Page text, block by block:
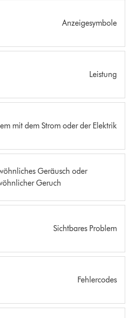
Anzeigesymbole
Leistung
mit dem Strom oder der Elektrik
Geräusch oder
Geruch
Sichtbares Problem
Fehlercodes